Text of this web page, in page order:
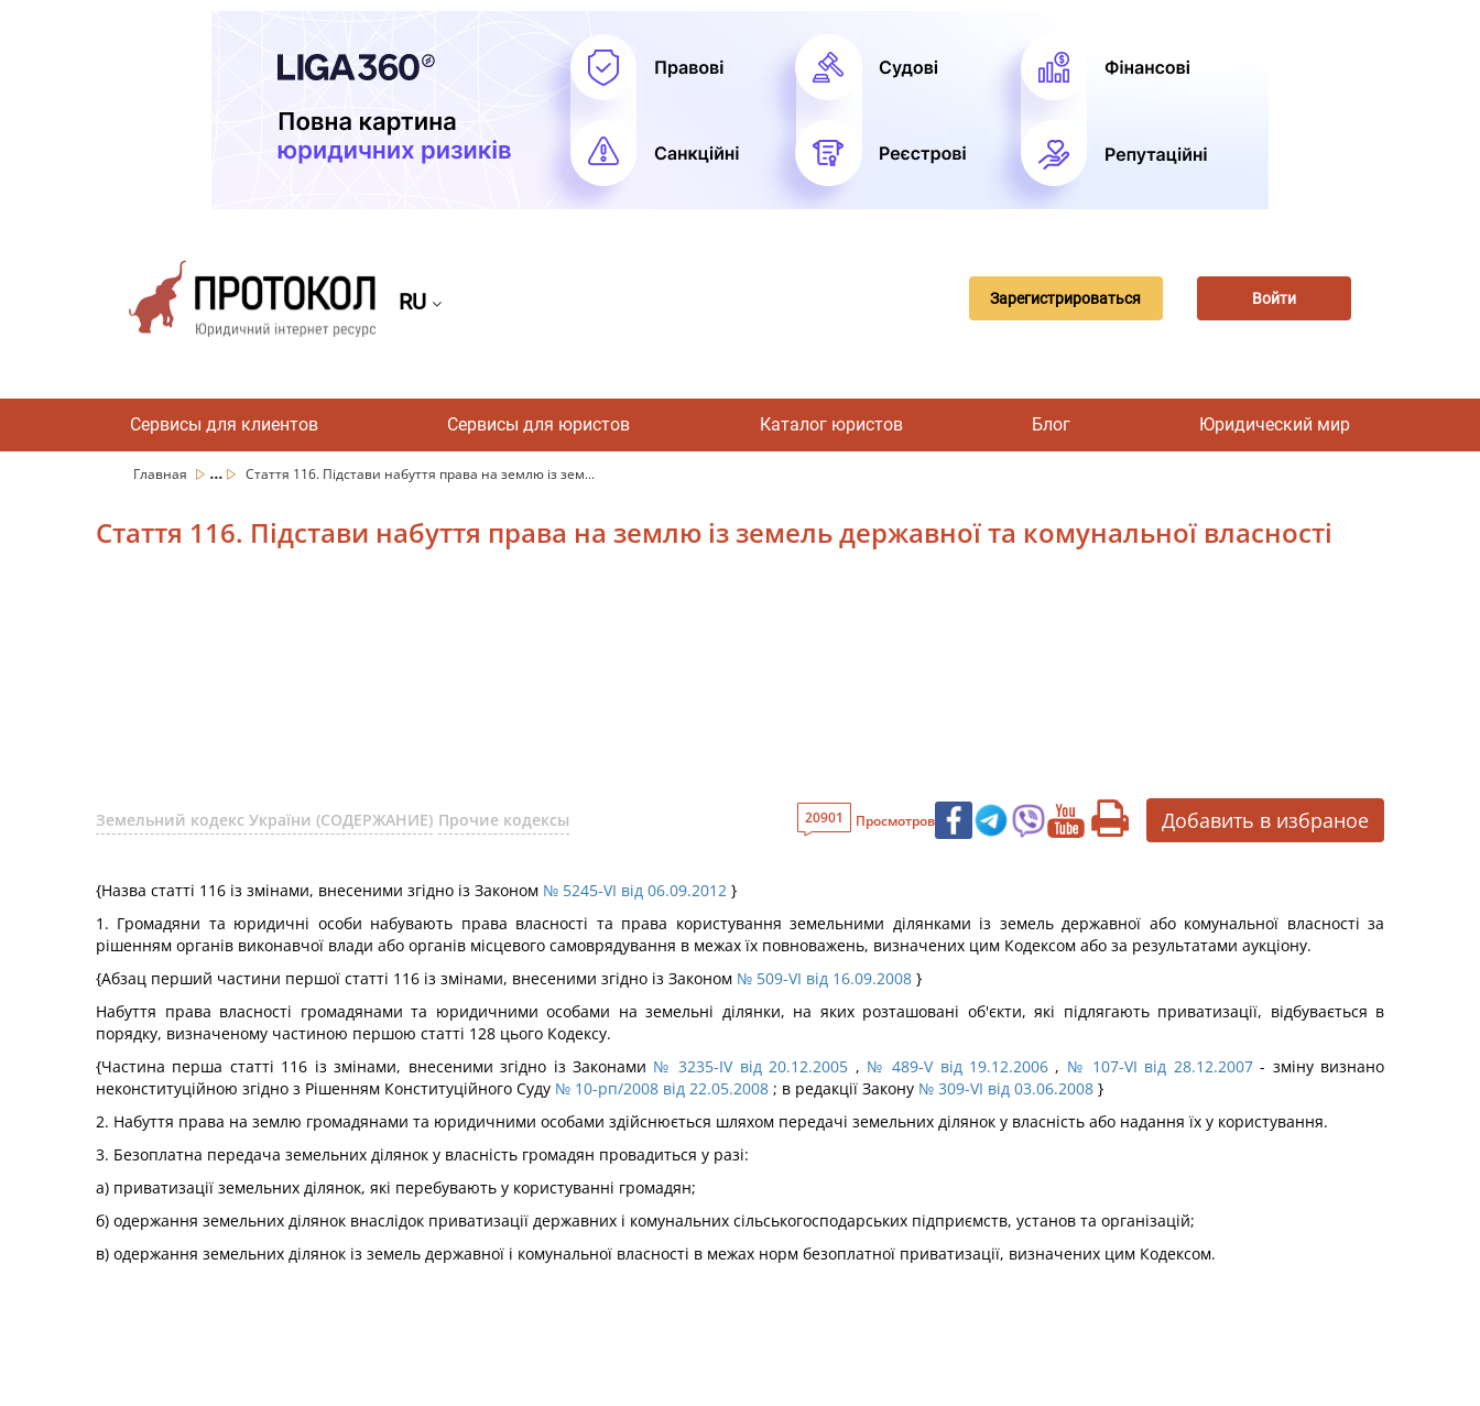
RU Зарегистрироваться Войти
Сервисы для клиентов Сервисы для юристов Каталог юристов Блог Юридический мир
Главная ... Стаття 116. Підстави набуття права на землю із зем...
Стаття 116. Підстави набуття права на землю із земель державної та комунальної власності
Земельний кодекс України (СОДЕРЖАНИЕ) Прочие кодексы 20901 Просмотров Добавить в избраное
{Назва статті 116 із змінами, внесеними згідно із Законом № 5245-VI від 06.09.2012 }
1. Громадяни та юридичні особи набувають права власності та права користування земельними ділянками із земель державної або комунальної власності за
рішенням органів виконавчої влади або органів місцевого самоврядування в межах їх повноважень, визначених цим Кодексом або за результатами аукціону.
{Абзац перший частини першої статті 116 із змінами, внесеними згідно із Законом № 509-VI від 16.09.2008 }
Набуття права власності громадянами та юридичними особами на земельні ділянки, на яких розташовані об'єкти, які підлягають приватизації, відбувається в
порядку, визначеному частиною першою статті 128 цього Кодексу.
{Частина перша статті 116 із змінами, внесеними згідно із Законами № 3235-IV від 20.12.2005 , № 489-V від 19.12.2006, № 107-VI від 28.12.2007- зміну визнано
неконституційною згідно з Рішенням Конституційного Суду № 10-рп/2008 від 22.05.2008 ; в редакції Закону № 309-VI від 03.06.2008 }
2. Набуття права на землю громадянами та юридичними особами здійснюється шляхом передачі земельних ділянок у власність або надання їх у користування.
3. Безоплатна передача земельних ділянок у власність громадян провадиться у разі:
а) приватизації земельних ділянок, які перебувають у користуванні громадян;
б) одержання земельних ділянок внаслідок приватизації державних і комунальних сільськогосподарських підприємств, установ та організацій;
в) одержання земельних ділянок із земель державної і комунальної власності в межах норм безоплатної приватизації, визначених цим Кодексом.